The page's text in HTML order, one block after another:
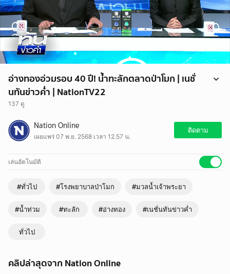
อ่างทองอ่วมรอบ 40 ปี! น้ำทะลักตลาดป่าโมก | เนชั่
นทันข่าวค่ำ | NationTV22
137 ดู
สถานการณ์น้ำท่วมอ่างทองยังวิกฤต! เจ้าหน้าที่เร่งถมดินเหนียวสกัดมวลน้ำ
เจ้าพระยาที่ทะลักเข้าตลาดป่าโมกและพื้นที่ชุมชน ขณะที่โรงพยาบาล
ป่าโมกยกระดับป้องกันสูงสุด หวั่นน้ำหลังหมู่บ้านไหลเข้าพื้นที่โรงพยาบาล
Nation Online
เผยแพร่ 07 พ.ย. 2568 เวลา 12.57 น.
ติดตาม
เล่นอัตโนมัติ
#ทั่วไป #โรงพยาบาลป่าโมก #มวลน้ำเจ้าพระยา
#น้ำท่วม #ทะลัก #อ่างทอง #เนชั่นทันข่าวค่ำ
ทั่วไป
คลิปล่าสุดจาก Nation Online